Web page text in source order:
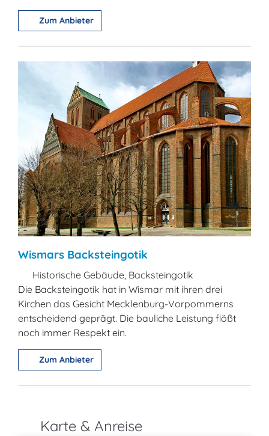
Zum Anbieter
Wismars Backsteingotik
Historische Gebäude, Backsteingotik
Die Backsteingotik hat in Wismar mit ihren drei
Kirchen das Gesicht Mecklenburg-Vorpommerns
entscheidend geprägt. Die bauliche Leistung flößt
noch immer Respekt ein.
Zum Anbieter
Karte & Anreise